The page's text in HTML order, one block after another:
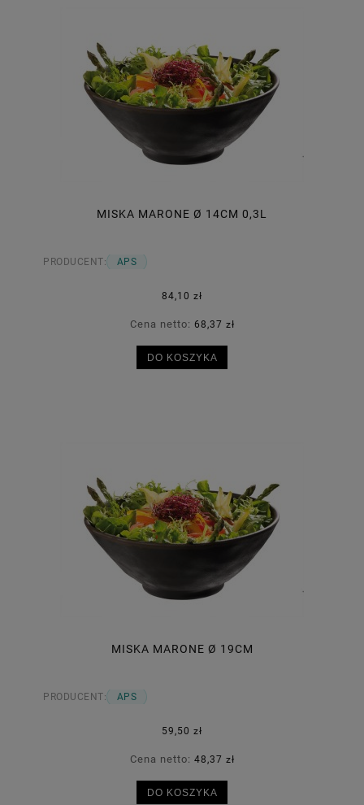
MISKA MARONE Ø 14CM 0,3L
PRODUCENT: APS
84,10 zł
Cena netto: 68,37 zł
DO KOSZYKA
MISKA MARONE Ø 19CM
PRODUCENT: APS
59,50 zł
Cena netto: 48,37 zł
DO KOSZYKA